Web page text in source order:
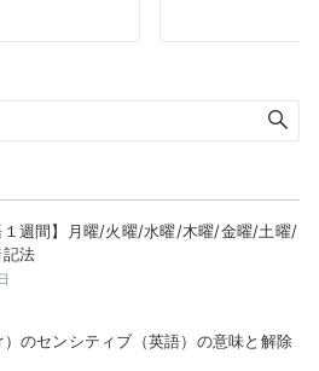
１週間】月曜/火曜/水曜/木曜/金曜/土曜/
記法
のセンシティブ（英語）の意味と解除